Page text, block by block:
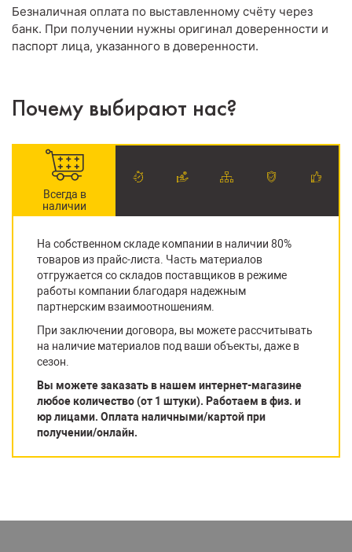
Безналичная оплата по выставленному счёту через
банк. При получении нужны оригинал доверенности и
паспорт лица, указанного в доверенности.
Почему выбирают нас?
Всегда в
наличии
На собственном складе компании в наличии 80%
товаров из прайс-листа. Часть материалов
отгружается со складов поставщиков в режиме
работы компании благодаря надежным
партнерским взаимоотношениям.
При заключении договора, вы можете рассчитывать
на наличие материалов под ваши объекты, даже в
сезон.
Вы можете заказать в нашем интернет-магазине
любое количество (от 1 штуки). Работаем в физ. и
юр лицами. Оплата наличными/картой при
получении/онлайн.